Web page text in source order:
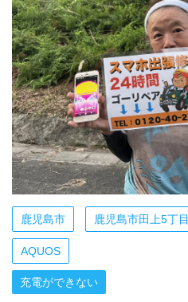
鹿児島市 鹿児島市田上5丁目
AQUOS
充電ができない